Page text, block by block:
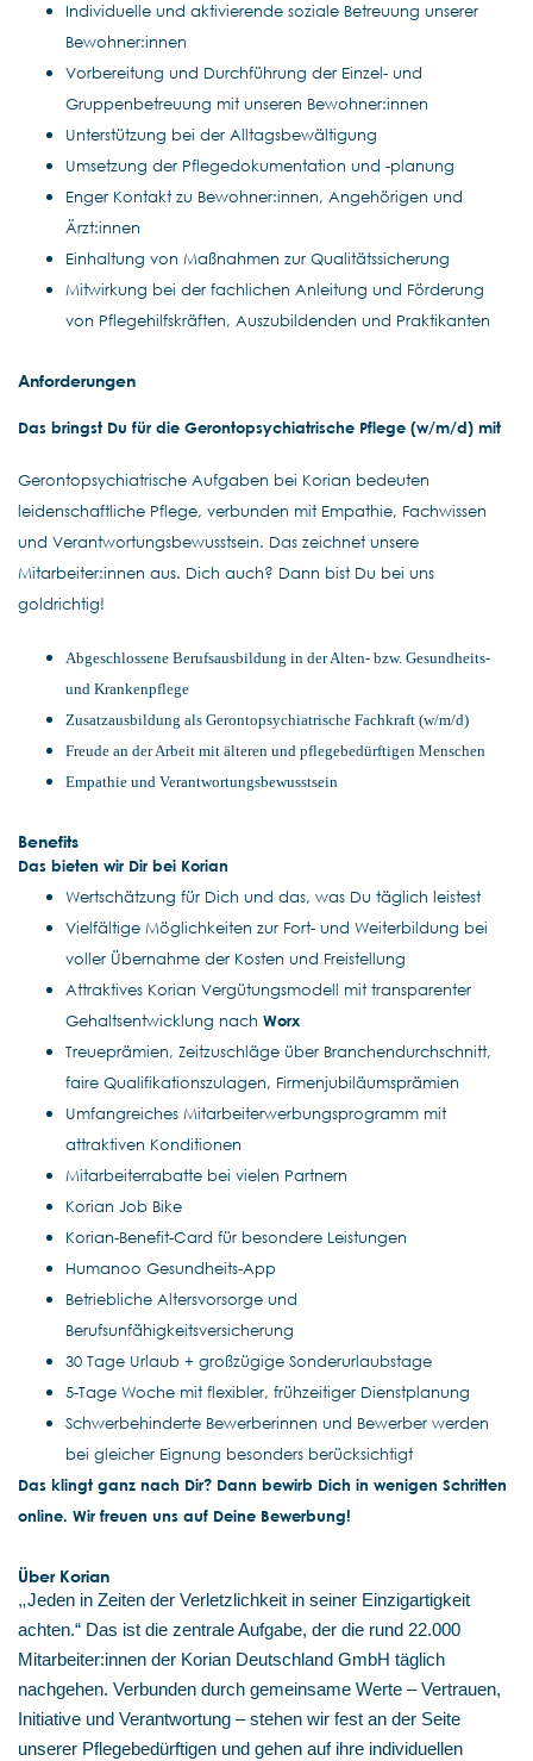
Individuelle und aktivierende soziale Betreuung unserer
Bewohner:innen
Vorbereitung und Durchführung der Einzel- und
Gruppenbetreuung mit unseren Bewohner:innen
Unterstützung bei der Alltagsbewältigung
Umsetzung der Pflegedokumentation und -planung
Enger Kontakt zu Bewohner:innen, Angehörigen und
Ärzt:innen
Einhaltung von Maßnahmen zur Qualitätssicherung
Mitwirkung bei der fachlichen Anleitung und Förderung
von Pflegehilfskräften, Auszubildenden und Praktikanten
Anforderungen
Das bringst Du für die Gerontopsychiatrische Pflege (w/m/d) mit
Gerontopsychiatrische Aufgaben bei Korian bedeuten
leidenschaftliche Pflege, verbunden mit Empathie, Fachwissen
und Verantwortungsbewusstsein. Das zeichnet unsere
Mitarbeiter:innen aus. Dich auch? Dann bist Du bei uns
goldrichtig!
Abgeschlossene Berufsausbildung in der Alten- bzw. Gesundheits-
und Krankenpflege
Zusatzausbildung als Gerontopsychiatrische Fachkraft (w/m/d)
Freude an der Arbeit mit älteren und pflegebedürftigen Menschen
Empathie und Verantwortungsbewusstsein
Benefits
Das bieten wir Dir bei Korian
Wertschätzung für Dich und das, was Du täglich leistest
Vielfältige Möglichkeiten zur Fort- und Weiterbildung bei
voller Übernahme der Kosten und Freistellung
Attraktives Korian Vergütungsmodell mit transparenter
Gehaltsentwicklung nach Worx
Treueprämien, Zeitzuschläge über Branchendurchschnitt,
faire Qualifikationszulagen, Firmenjubiläumsprämien
Umfangreiches Mitarbeiterwerbungsprogramm mit
attraktiven Konditionen
Mitarbeiterrabatte bei vielen Partnern
Korian Job Bike
Korian-Benefit-Card für besondere Leistungen
Humanoo Gesundheits-App
Betriebliche Altersvorsorge und
Berufsunfähigkeitsversicherung
30 Tage Urlaub + großzügige Sonderurlaubstage
5-Tage Woche mit flexibler, frühzeitiger Dienstplanung
Schwerbehinderte Bewerberinnen und Bewerber werden
bei gleicher Eignung besonders berücksichtigt
Das klingt ganz nach Dir? Dann bewirb Dich in wenigen Schritten
online. Wir freuen uns auf Deine Bewerbung!
Über Korian
„Jeden in Zeiten der Verletzlichkeit in seiner Einzigartigkeit
achten.“ Das ist die zentrale Aufgabe, der die rund 22.000
Mitarbeiter:innen der Korian Deutschland GmbH täglich
nachgehen. Verbunden durch gemeinsame Werte – Vertrauen,
Initiative und Verantwortung – stehen wir fest an der Seite
unserer Pflegebedürftigen und gehen auf ihre individuellen